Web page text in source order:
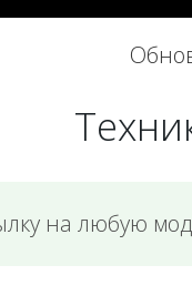
на любую